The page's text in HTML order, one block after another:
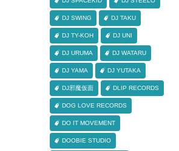
DJ SWING DJ TAKU
DJ TY-KOH DJ UNI
DJ URUMA DJ WATARU
DJ YAMA DJ YUTAKA
DJ邪魔仮面 DLIP RECORDS
DOG LOVE RECORDS
DO IT MOVEMENT
DOOBIE STUDIO